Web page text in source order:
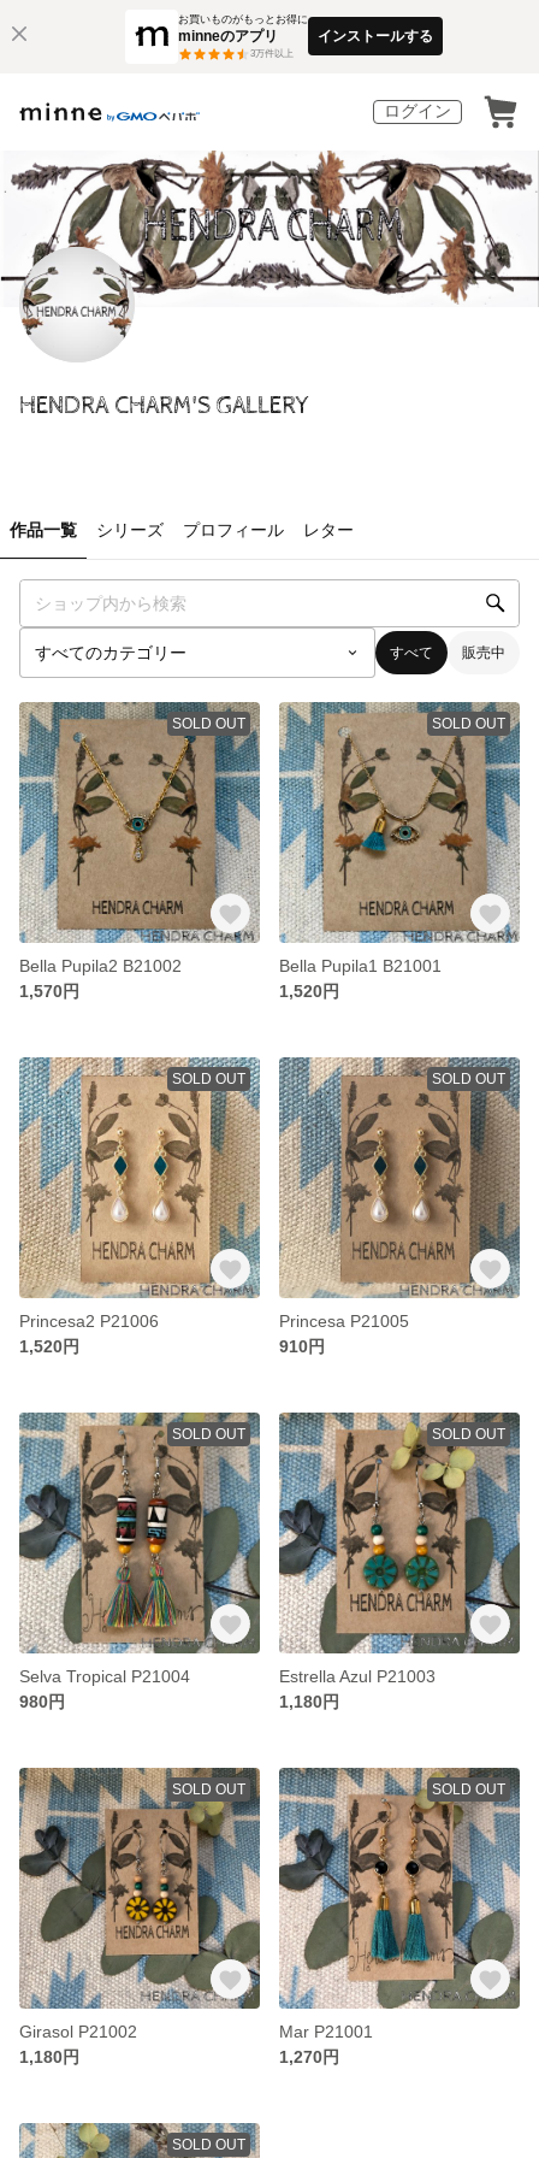
お買いものがもっとお得に
minneのアプリ
3万件以上
インストールする
ログイン
HENDRA CHARM'S GALLERY
作品一覧 シリーズ プロフィール レター
すべて 販売中
SOLD OUT
Bella Pupila2 B21002
1,570円
SOLD OUT
Bella Pupila1 B21001
1,520円
SOLD OUT
Princesa2 P21006
1,520円
SOLD OUT
Princesa P21005
910円
SOLD OUT
Selva Tropical P21004
980円
SOLD OUT
Estrella Azul P21003
1,180円
SOLD OUT
Girasol P21002
1,180円
SOLD OUT
Mar P21001
1,270円
SOLD OUT